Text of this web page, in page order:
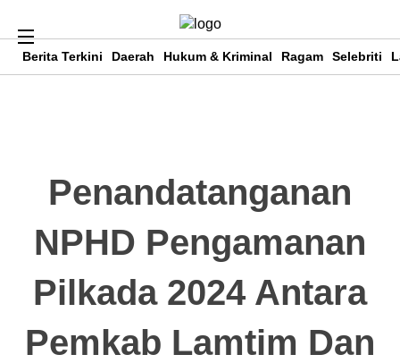
Berita Terkini Daerah Hukum & Kriminal Ragam Selebriti
Penandatanganan
NPHD Pengamanan
Pilkada 2024 Antara
Pemkab Lamtim Dan